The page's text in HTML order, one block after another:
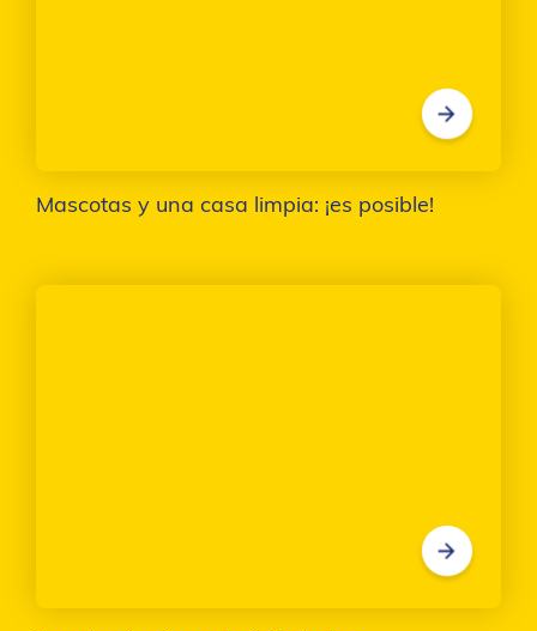
Mascotas y una casa limpia: ¡es posible!